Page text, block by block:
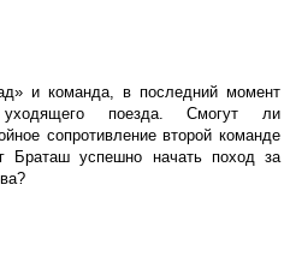
и команда, в последний момент
поезда. Смогут ли
сопротивление второй команде
Браташ успешно начать поход за